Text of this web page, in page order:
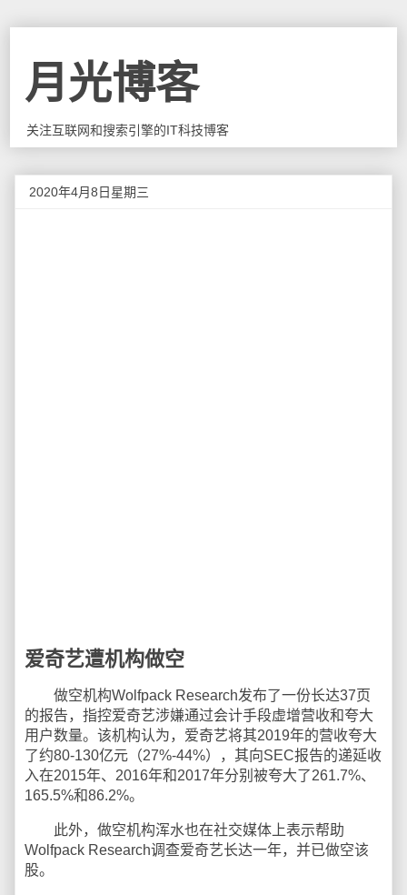
月光博客
关注互联网和搜索引擎的IT科技博客
2020年4月8日星期三
爱奇艺遭机构做空
做空机构Wolfpack Research发布了一份长达37页
的报告，指控爱奇艺涉嫌通过会计手段虚增营收和夸大
用户数量。该机构认为，爱奇艺将其2019年的营收夸大
了约80-130亿元（27%-44%），其向SEC报告的递延收
入在2015年、2016年和2017年分别被夸大了261.7%、
165.5%和86.2%。
此外，做空机构浑水也在社交媒体上表示帮助
Wolfpack Research调查爱奇艺长达一年，并已做空该
股。